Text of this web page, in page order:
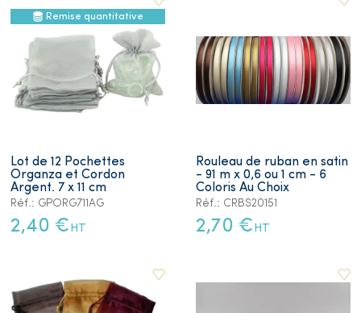
Remise quantitative
Lot de 12 Pochettes
Organza et Cordon
Argent. 7 x 11 cm
Réf.: GPORG711AG
2,40 € HT
Rouleau de ruban en satin
- 91 m x 0,6 ou 1 cm - 6
Coloris Au Choix
Réf.: CRBS20151
2,70 € HT